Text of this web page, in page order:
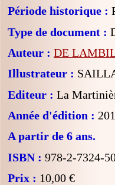
Période historique :
Type de document :
Auteur : DE
Illustrateur :
Editeur : La
Année d'édition :
A partir de 6 ans.
ISBN : 978-2-7324-
Prix : 10,00 €